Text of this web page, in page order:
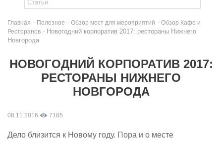
Главная - Полезное - Обзор мест для мероприятий - Обзор Кафе и
Ресторанов - Новогодний корпоратив 2017: рестораны Нижнего
Новгорода
НОВОГОДНИЙ КОРПОРАТИВ 2017:
РЕСТОРАНЫ НИЖНЕГО
НОВГОРОДА
08.11.2016 7185
Дело близится к Новому году. Пора и о месте